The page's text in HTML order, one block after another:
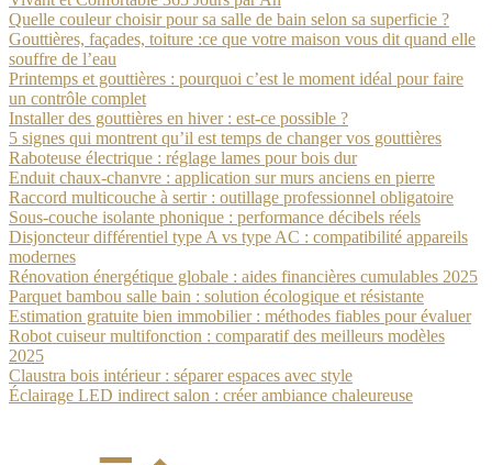
Quelle couleur choisir pour sa salle de bain selon sa superficie ?
Gouttières, façades, toiture :ce que votre maison vous dit quand elle
souffre de l’eau
Printemps et gouttières : pourquoi c’est le moment idéal pour faire
un contrôle complet
Installer des gouttières en hiver : est-ce possible ?
5 signes qui montrent qu’il est temps de changer vos gouttières
Raboteuse électrique : réglage lames pour bois dur
Enduit chaux-chanvre : application sur murs anciens en pierre
Raccord multicouche à sertir : outillage professionnel obligatoire
Sous-couche isolante phonique : performance décibels réels
Disjoncteur différentiel type A vs type AC : compatibilité appareils
modernes
Rénovation énergétique globale : aides financières cumulables 2025
Parquet bambou salle bain : solution écologique et résistante
Estimation gratuite bien immobilier : méthodes fiables pour évaluer
Robot cuiseur multifonction : comparatif des meilleurs modèles
2025
Claustra bois intérieur : séparer espaces avec style
Éclairage LED indirect salon : créer ambiance chaleureuse